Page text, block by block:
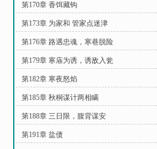
第170章 香饵藏钩
第173章 为家和 管家点迷津
第176章 路遇忠魂，寒巷脱险
第179章 寒庙为诱，诱敌入瓮
第182章 寒夜怒焰
第185章 秋桐谋计两相瞒
第188章 三日限，腹背谋安
第191章 盐债